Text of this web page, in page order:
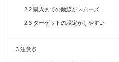
2.2 購入までの動線がスムーズ
2.3 ターゲットの設定がしやすい
3 注意点